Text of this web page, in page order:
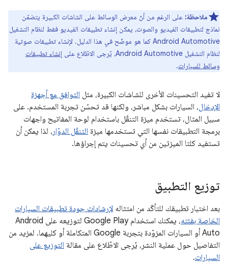
ملاحظة: على الرغم من أنّ معرض الوسائط على الشاشات الكبيرة يتضمّن
نماذج لتطبيقات الفيديو والصوت، يمكن إنشاء تطبيقات الفيديو فقط لنظام التشغيل
Android Automotive كما هو موضّح في هذا الدليل. لإنشاء تطبيقات صوتية
لنظام التشغيل Android Automotive، يُرجى الاطّلاع على
إنشاء تطبيقات
وسائط للسيارات.
لا تفيد التحسينات الأخرى للشاشات الكبيرة، مثل التوافق مع أجهزة
الإدخال، السيارات بشكل مباشر، ولكنها قد تحسّن تجربة المستخدم. على
سبيل المثال، تستخدم ميزة التنقّل باستخدام لوحة المفاتيح واجهات
برمجة التطبيقات نفسها التي تستخدمها ميزة التنقّل الدوّار ، لذا يمكن أن
تستفيد كلتا الميزتين من أي تحسينات يتم إجراؤها.
توزيع التطبيق
بعد اختبار تطبيقك للتأكّد من امتثاله لإرشادات جودة تطبيقات السيارات
الخاصة بفئته
، يمكنك استخدام Google Play لتوزيعه على Android
Auto أو السيارات المزوّدة بتجربة Google المتكاملة أو كليهما. لمزيد من
التفاصيل حول عملية النشر، يُرجى الاطّلاع على مقالة التوزيع على
السيارات.